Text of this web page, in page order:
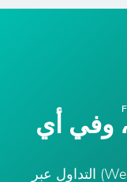
وفي أي
تتيح لك منصة ويب تريدر (WebTrader) التداول عبر